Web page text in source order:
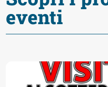
Fano
eventi